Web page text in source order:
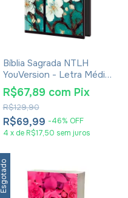
Bíblia Sagrada NTLH
YouVersion - Letra Média
- Capa Dura Cerejeira
Branca
R$69,99 -46% OFF
R$129,90
R$67,89 com Pix
4 x de R$17,50 sem juros
Esgotado